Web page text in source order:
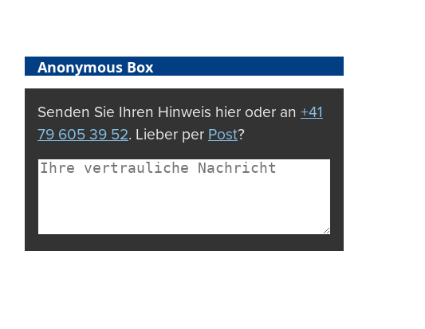
Anonymous Box
Senden Sie Ihren Hinweis hier oder an +41
79 605 39 52. Lieber per Post?